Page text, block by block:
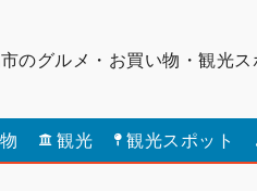
のグルメ・お買い物・観光ス
観光 観光スポット